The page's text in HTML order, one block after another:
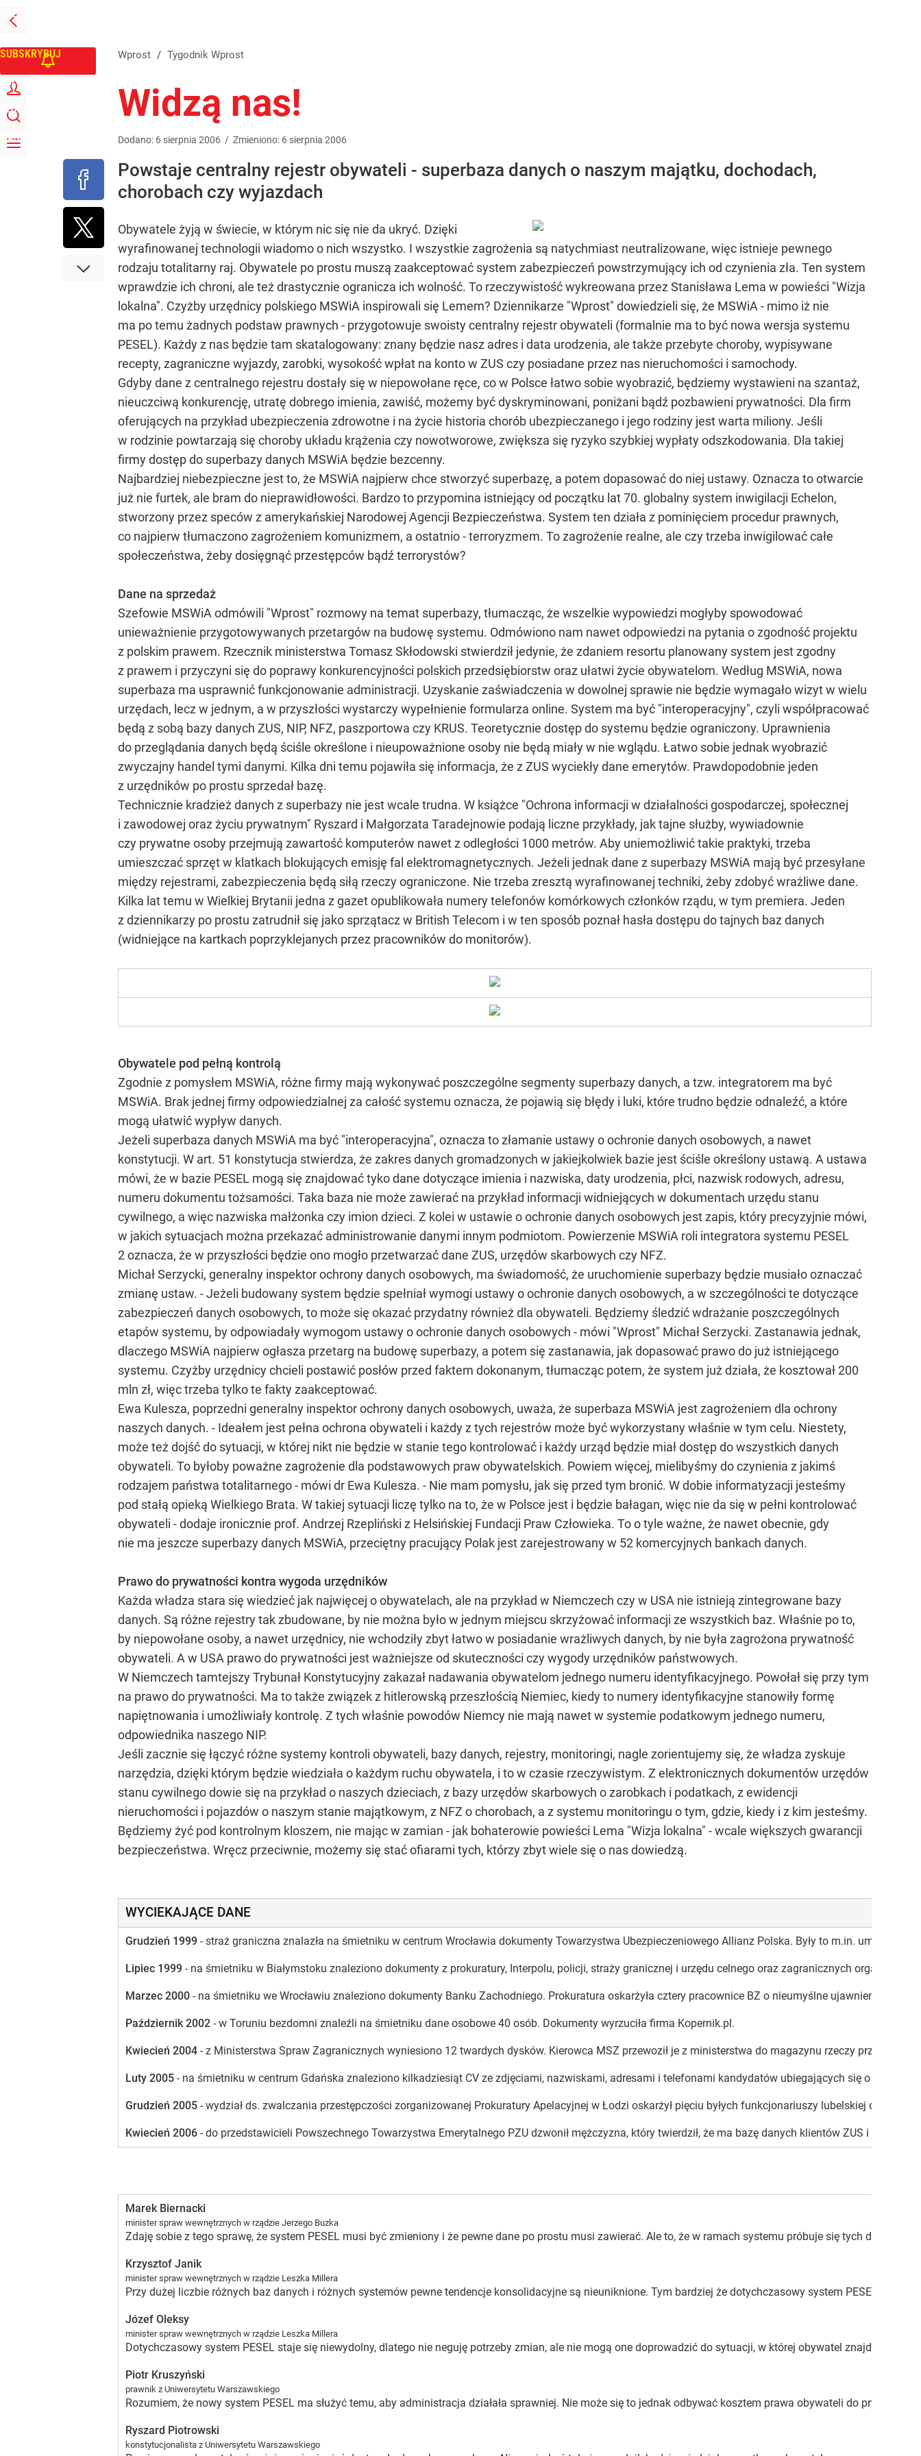
PRZEJDŹ
NA
GŁÓWNĄ
SUBSKRYBUJ
ZALOGUJ
SZUKAJ
MENU
Wprost / Tygodnik Wprost
Widzą nas!
Dodano: 6 sierpnia 2006 / Zmieniono: 6 sierpnia 2006
Powstaje centralny rejestr obywateli - superbaza danych o naszym majątku, dochodach,
chorobach czy wyjazdach
Obywatele żyją w świecie, w którym nic się nie da ukryć. Dzięki
wyrafinowanej technologii wiadomo o nich wszystko. I wszystkie zagrożenia są natychmiast neutralizowane, więc istnieje pewnego
rodzaju totalitarny raj. Obywatele po prostu muszą zaakceptować system zabezpieczeń powstrzymujący ich od czynienia zła. Ten system
wprawdzie ich chroni, ale też drastycznie ogranicza ich wolność. To rzeczywistość wykreowana przez Stanisława Lema w powieści "Wizja
lokalna". Czyżby urzędnicy polskiego MSWiA inspirowali się Lemem? Dziennikarze "Wprost" dowiedzieli się, że MSWiA - mimo iż nie
ma po temu żadnych podstaw prawnych - przygotowuje swoisty centralny rejestr obywateli (formalnie ma to być nowa wersja systemu
PESEL). Każdy z nas będzie tam skatalogowany: znany będzie nasz adres i data urodzenia, ale także przebyte choroby, wypisywane
recepty, zagraniczne wyjazdy, zarobki, wysokość wpłat na konto w ZUS czy posiadane przez nas nieruchomości i samochody.
Gdyby dane z centralnego rejestru dostały się w niepowołane ręce, co w Polsce łatwo sobie wyobrazić, będziemy wystawieni na szantaż,
nieuczciwą konkurencję, utratę dobrego imienia, zawiść, możemy być dyskryminowani, poniżani bądź pozbawieni prywatności. Dla firm
oferujących na przykład ubezpieczenia zdrowotne i na życie historia chorób ubezpieczanego i jego rodziny jest warta miliony. Jeśli
w rodzinie powtarzają się choroby układu krążenia czy nowotworowe, zwiększa się ryzyko szybkiej wypłaty odszkodowania. Dla takiej
firmy dostęp do superbazy danych MSWiA będzie bezcenny.
Najbardziej niebezpieczne jest to, że MSWiA najpierw chce stworzyć superbazę, a potem dopasować do niej ustawy. Oznacza to otwarcie
już nie furtek, ale bram do nieprawidłowości. Bardzo to przypomina istniejący od początku lat 70. globalny system inwigilacji Echelon,
stworzony przez speców z amerykańskiej Narodowej Agencji Bezpieczeństwa. System ten działa z pominięciem procedur prawnych,
co najpierw tłumaczono zagrożeniem komunizmem, a ostatnio - terroryzmem. To zagrożenie realne, ale czy trzeba inwigilować całe
społeczeństwa, żeby dosięgnąć przestępców bądź terrorystów?
Dane na sprzedaż
Szefowie MSWiA odmówili "Wprost" rozmowy na temat superbazy, tłumacząc, że wszelkie wypowiedzi mogłyby spowodować
unieważnienie przygotowywanych przetargów na budowę systemu. Odmówiono nam nawet odpowiedzi na pytania o zgodność projektu
z polskim prawem. Rzecznik ministerstwa Tomasz Skłodowski stwierdził jedynie, że zdaniem resortu planowany system jest zgodny
z prawem i przyczyni się do poprawy konkurencyjności polskich przedsiębiorstw oraz ułatwi życie obywatelom. Według MSWiA, nowa
superbaza ma usprawnić funkcjonowanie administracji. Uzyskanie zaświadczenia w dowolnej sprawie nie będzie wymagało wizyt w wielu
urzędach, lecz w jednym, a w przyszłości wystarczy wypełnienie formularza online. System ma być "interoperacyjny", czyli współpracować
będą z sobą bazy danych ZUS, NIP, NFZ, paszportowa czy KRUS. Teoretycznie dostęp do systemu będzie ograniczony. Uprawnienia
do przeglądania danych będą ściśle określone i nieupoważnione osoby nie będą miały w nie wglądu. Łatwo sobie jednak wyobrazić
zwyczajny handel tymi danymi. Kilka dni temu pojawiła się informacja, że z ZUS wyciekły dane emerytów. Prawdopodobnie jeden
z urzędników po prostu sprzedał bazę.
Technicznie kradzież danych z superbazy nie jest wcale trudna. W książce "Ochrona informacji w działalności gospodarczej, społecznej
i zawodowej oraz życiu prywatnym" Ryszard i Małgorzata Taradejnowie podają liczne przykłady, jak tajne służby, wywiadownie
czy prywatne osoby przejmują zawartość komputerów nawet z odległości 1000 metrów. Aby uniemożliwić takie praktyki, trzeba
umieszczać sprzęt w klatkach blokujących emisję fal elektromagnetycznych. Jeżeli jednak dane z superbazy MSWiA mają być przesyłane
między rejestrami, zabezpieczenia będą siłą rzeczy ograniczone. Nie trzeba zresztą wyrafinowanej techniki, żeby zdobyć wrażliwe dane.
Kilka lat temu w Wielkiej Brytanii jedna z gazet opublikowała numery telefonów komórkowych członków rządu, w tym premiera. Jeden
z dziennikarzy po prostu zatrudnił się jako sprzątacz w British Telecom i w ten sposób poznał hasła dostępu do tajnych baz danych
(widniejące na kartkach poprzyklejanych przez pracowników do monitorów).
Obywatele pod pełną kontrolą
Zgodnie z pomysłem MSWiA, różne firmy mają wykonywać poszczególne segmenty superbazy danych, a tzw. integratorem ma być
MSWiA. Brak jednej firmy odpowiedzialnej za całość systemu oznacza, że pojawią się błędy i luki, które trudno będzie odnaleźć, a które
mogą ułatwić wypływ danych.
Jeżeli superbaza danych MSWiA ma być "interoperacyjna", oznacza to złamanie ustawy o ochronie danych osobowych, a nawet
konstytucji. W art. 51 konstytucja stwierdza, że zakres danych gromadzonych w jakiejkolwiek bazie jest ściśle określony ustawą. A ustawa
mówi, że w bazie PESEL mogą się znajdować tyko dane dotyczące imienia i nazwiska, daty urodzenia, płci, nazwisk rodowych, adresu,
numeru dokumentu tożsamości. Taka baza nie może zawierać na przykład informacji widniejących w dokumentach urzędu stanu
cywilnego, a więc nazwiska małżonka czy imion dzieci. Z kolei w ustawie o ochronie danych osobowych jest zapis, który precyzyjnie mówi,
w jakich sytuacjach można przekazać administrowanie danymi innym podmiotom. Powierzenie MSWiA roli integratora systemu PESEL
2 oznacza, że w przyszłości będzie ono mogło przetwarzać dane ZUS, urzędów skarbowych czy NFZ.
Michał Serzycki, generalny inspektor ochrony danych osobowych, ma świadomość, że uruchomienie superbazy będzie musiało oznaczać
zmianę ustaw. - Jeżeli budowany system będzie spełniał wymogi ustawy o ochronie danych osobowych, a w szczególności te dotyczące
zabezpieczeń danych osobowych, to może się okazać przydatny również dla obywateli. Będziemy śledzić wdrażanie poszczególnych
etapów systemu, by odpowiadały wymogom ustawy o ochronie danych osobowych - mówi "Wprost" Michał Serzycki. Zastanawia jednak,
dlaczego MSWiA najpierw ogłasza przetarg na budowę superbazy, a potem się zastanawia, jak dopasować prawo do już istniejącego
systemu. Czyżby urzędnicy chcieli postawić posłów przed faktem dokonanym, tłumacząc potem, że system już działa, że kosztował 200
mln zł, więc trzeba tylko te fakty zaakceptować.
Ewa Kulesza, poprzedni generalny inspektor ochrony danych osobowych, uważa, że superbaza MSWiA jest zagrożeniem dla ochrony
naszych danych. - Ideałem jest pełna ochrona obywateli i każdy z tych rejestrów może być wykorzystany właśnie w tym celu. Niestety,
może też dojść do sytuacji, w której nikt nie będzie w stanie tego kontrolować i każdy urząd będzie miał dostęp do wszystkich danych
obywateli. To byłoby poważne zagrożenie dla podstawowych praw obywatelskich. Powiem więcej, mielibyśmy do czynienia z jakimś
rodzajem państwa totalitarnego - mówi dr Ewa Kulesza. - Nie mam pomysłu, jak się przed tym bronić. W dobie informatyzacji jesteśmy
pod stałą opieką Wielkiego Brata. W takiej sytuacji liczę tylko na to, że w Polsce jest i będzie bałagan, więc nie da się w pełni kontrolować
obywateli - dodaje ironicznie prof. Andrzej Rzepliński z Helsińskiej Fundacji Praw Człowieka. To o tyle ważne, że nawet obecnie, gdy
nie ma jeszcze superbazy danych MSWiA, przeciętny pracujący Polak jest zarejestrowany w 52 komercyjnych bankach danych.
Prawo do prywatności kontra wygoda urzędników
Każda władza stara się wiedzieć jak najwięcej o obywatelach, ale na przykład w Niemczech czy w USA nie istnieją zintegrowane bazy
danych. Są różne rejestry tak zbudowane, by nie można było w jednym miejscu skrzyżować informacji ze wszystkich baz. Właśnie po to,
by niepowołane osoby, a nawet urzędnicy, nie wchodziły zbyt łatwo w posiadanie wrażliwych danych, by nie była zagrożona prywatność
obywateli. A w USA prawo do prywatności jest ważniejsze od skuteczności czy wygody urzędników państwowych.
W Niemczech tamtejszy Trybunał Konstytucyjny zakazał nadawania obywatelom jednego numeru identyfikacyjnego. Powołał się przy tym
na prawo do prywatności. Ma to także związek z hitlerowską przeszłością Niemiec, kiedy to numery identyfikacyjne stanowiły formę
napiętnowania i umożliwiały kontrolę. Z tych właśnie powodów Niemcy nie mają nawet w systemie podatkowym jednego numeru,
odpowiednika naszego NIP.
Jeśli zacznie się łączyć różne systemy kontroli obywateli, bazy danych, rejestry, monitoringi, nagle zorientujemy się, że władza zyskuje
narzędzia, dzięki którym będzie wiedziała o każdym ruchu obywatela, i to w czasie rzeczywistym. Z elektronicznych dokumentów urzędów
stanu cywilnego dowie się na przykład o naszych dzieciach, z bazy urzędów skarbowych o zarobkach i podatkach, z ewidencji
nieruchomości i pojazdów o naszym stanie majątkowym, z NFZ o chorobach, a z systemu monitoringu o tym, gdzie, kiedy i z kim jesteśmy.
Będziemy żyć pod kontrolnym kloszem, nie mając w zamian - jak bohaterowie powieści Lema "Wizja lokalna" - wcale większych gwarancji
bezpieczeństwa. Wręcz przeciwnie, możemy się stać ofiarami tych, którzy zbyt wiele się o nas dowiedzą.
WYCIEKAJĄCE DANE
Grudzień 1999 - straż graniczna znalazła na śmietniku w centrum Wrocławia dokumenty Towarzystwa Ubezpieczeniowego Allianz Polska. Były to m.in. umowy o
Lipiec 1999 - na śmietniku w Białymstoku znaleziono dokumenty z prokuratury, Interpolu, policji, straży granicznej i urzędu celnego oraz zagranicznych organów
Marzec 2000 - na śmietniku we Wrocławiu znaleziono dokumenty Banku Zachodniego. Prokuratura oskarżyła cztery pracownice BZ o nieumyślne ujawnienie
Październik 2002 - w Toruniu bezdomni znaleźli na śmietniku dane osobowe 40 osób. Dokumenty wyrzuciła firma Kopernik.pl.
Kwiecień 2004 - z Ministerstwa Spraw Zagranicznych wyniesiono 12 twardych dysków. Kierowca MSZ przewoził je z ministerstwa do magazynu rzeczy
Luty 2005 - na śmietniku w centrum Gdańska znaleziono kilkadziesiąt CV ze zdjęciami, nazwiskami, adresami i telefonami kandydatów ubiegających się o pracę
Grudzień 2005 - wydział ds. zwalczania przestępczości zorganizowanej Prokuratury Apelacyjnej w Łodzi oskarżył pięciu byłych funkcjonariuszy lubelskiej
Kwiecień 2006 - do przedstawicieli Powszechnego Towarzystwa Emerytalnego PZU dzwonił mężczyzna, który twierdził, że ma bazę danych klientów ZUS i chce
Marek Biernacki
minister spraw wewnętrznych w rządzie Jerzego Buzka
Zdaję sobie z tego sprawę, że system PESEL musi być zmieniony i że pewne dane po prostu musi zawierać. Ale to, że w ramach systemu próbuje się tych
Krzysztof Janik
minister spraw wewnętrznych w rządzie Leszka Millera
Przy dużej liczbie różnych baz danych i różnych systemów pewne tendencje konsolidacyjne są nieuniknione. Tym bardziej że dotychczasowy system PESEL
Józef Oleksy
minister spraw wewnętrznych w rządzie Leszka Millera
Dotychczasowy system PESEL staje się niewydolny, dlatego nie neguję potrzeby zmian, ale nie mogą one doprowadzić do sytuacji, w której obywatel znajdzie
Piotr Kruszyński
prawnik z Uniwersytetu Warszawskiego
Rozumiem, że nowy system PESEL ma służyć temu, aby administracja działała sprawniej. Nie może się to jednak odbywać kosztem prawa obywateli do
Ryszard Piotrowski
konstytucjonalista z Uniwersytetu Warszawskiego